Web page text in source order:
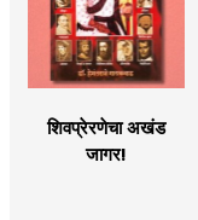
शिवप्रेरणेचा अखंड
जागर!